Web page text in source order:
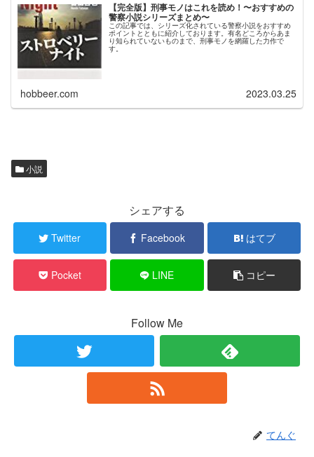
【完全版】刑事モノはこれを読め！〜おすすめの
警察小説シリーズまとめ〜
この記事では、シリーズ化されている警察小説をおすすめ
ポイントとともに紹介しております。有名どころからあま
り知られていないものまで、刑事モノを網羅した力作で
す。
hobbeer.com 2023.03.25
小説
シェアする
Twitter Facebook はてブ
Pocket LINE コピー
Follow Me
てんぐ